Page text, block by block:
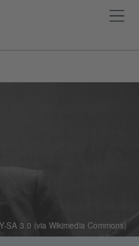
SA 3.0 (via Wikimedia Commons)